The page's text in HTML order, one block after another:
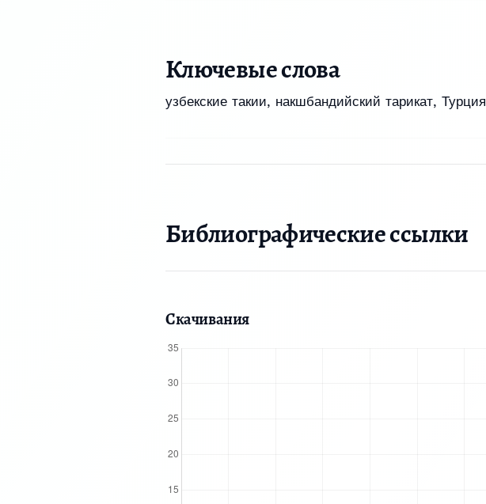
Ключевые слова
узбекские такии, накшбандийский тарикат, Турция
Библиографические ссылки
Скачивания